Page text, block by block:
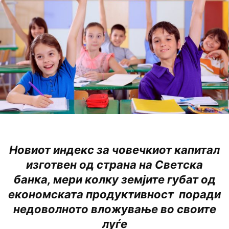
Новиот индекс за човечкиот капитал
изготвен од страна на Светска
банка, мери колку земјите губат од
економската продуктивност поради
недоволното вложување во своите
луѓе